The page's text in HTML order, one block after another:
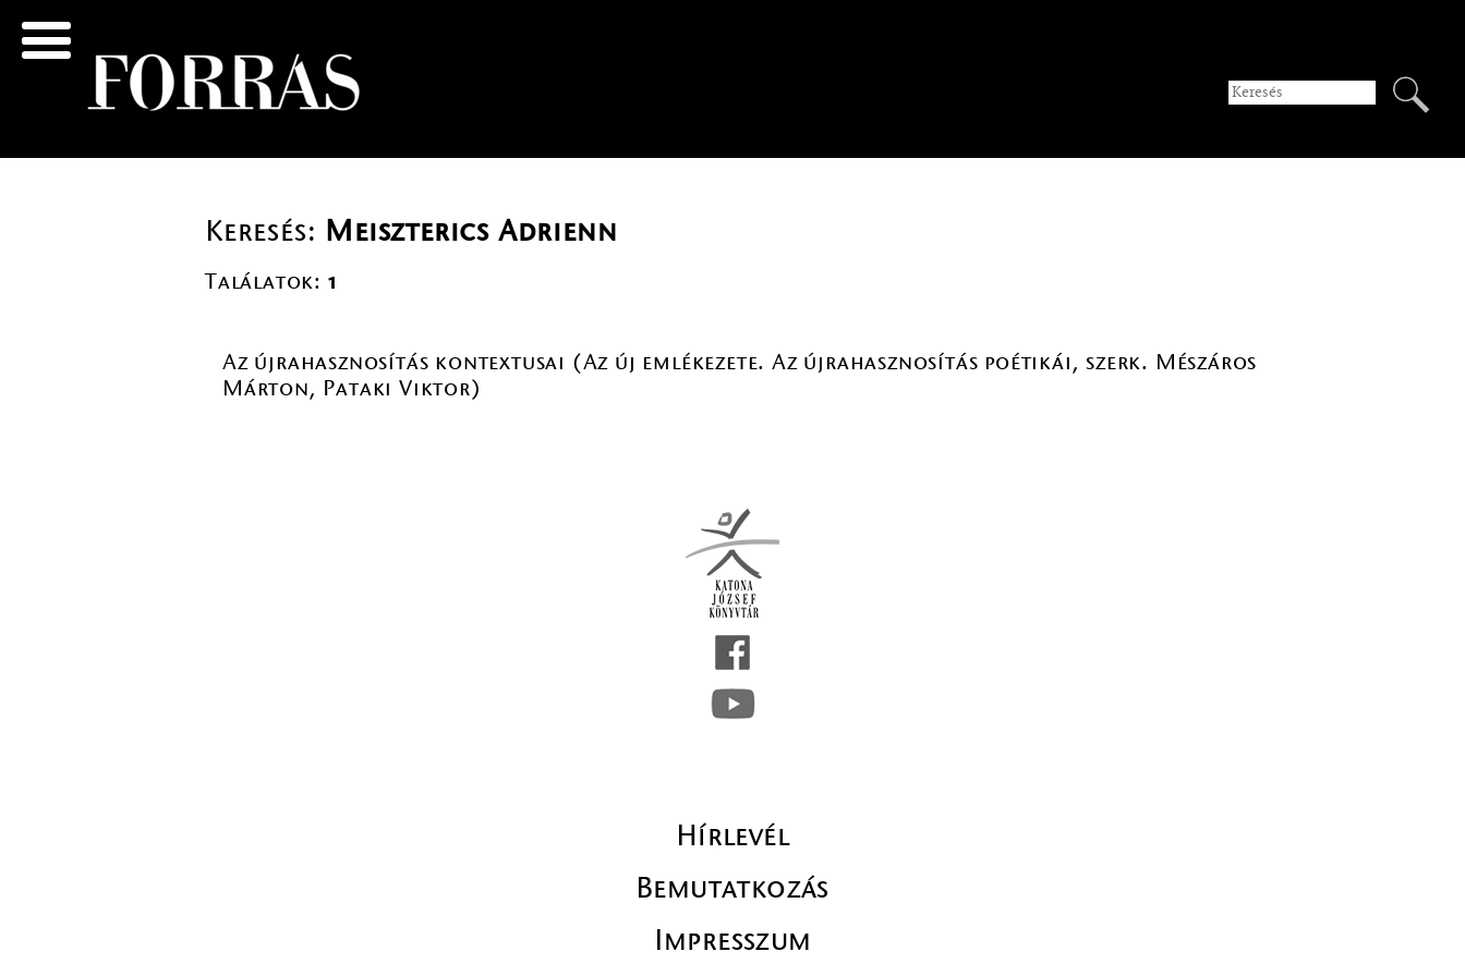
Keresés: Meiszterics Adrienn
Találatok: 1
Az újrahasznosítás kontextusai (Az új emlékezete. Az újrahasznosítás poétikái, szerk. Mészáros
Márton, Pataki Viktor)
Hírlevél
Bemutatkozás
Impresszum